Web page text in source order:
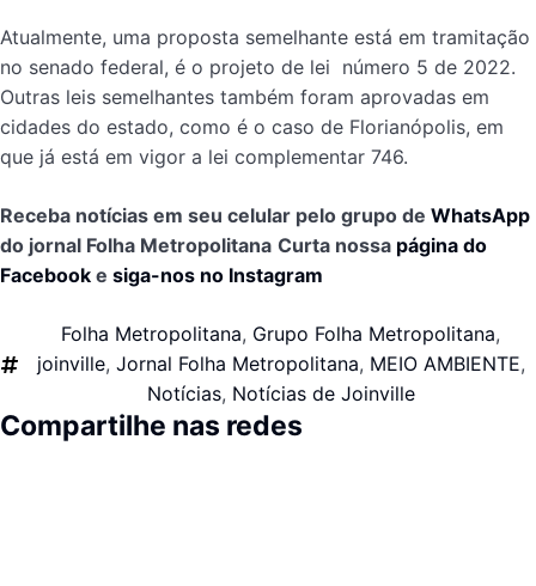
Atualmente, uma proposta semelhante está em tramitação
no senado federal, é o projeto de lei número 5 de 2022.
Outras leis semelhantes também foram aprovadas em
cidades do estado, como é o caso de Florianópolis, em
que já está em vigor a lei complementar 746.
Receba notícias em seu celular pelo grupo de WhatsApp
do jornal Folha Metropolitana Curta nossa página do
Facebook e siga-nos no Instagram
Folha Metropolitana, Grupo Folha Metropolitana,
joinville, Jornal Folha Metropolitana, MEIO AMBIENTE,
Notícias, Notícias de Joinville
Compartilhe nas redes